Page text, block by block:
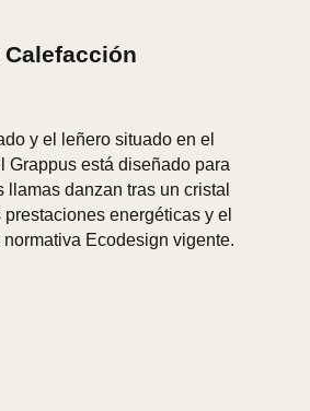
y el leñero situado en el
Grappus está diseñado para
llamas danzan tras un cristal
energéticas y el
Ecodesign vigente.